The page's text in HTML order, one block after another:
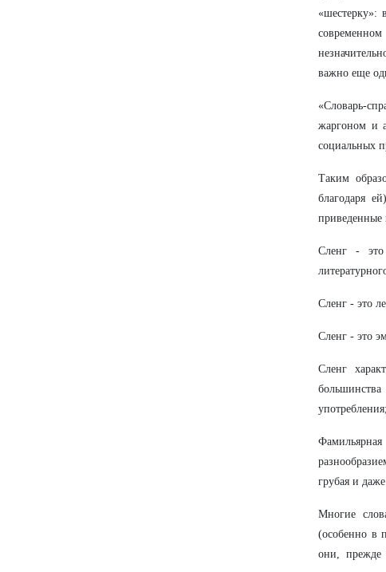
«шестерку»:
важно еще
«Словарь-
жаргоном и
социальных
Таким
благодаря
приведенные
Сленг - это
Сленг - это
Сленг - это
Сленг
большинства
употребления;
грубая и
Многие
(особенно в
они, прежде